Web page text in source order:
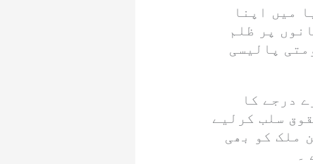
میں اپنا
پر ظلم
پالیسی
درجے کا
سلب کرلیے
ملک کو بھی
۔